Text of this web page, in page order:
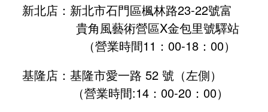
新北店：新北市石門區楓林路23-22號富
貴角風藝術營區X金包里號驛站
（營業時間11：00-18：00）
基隆店：基隆市愛一路 52 號（左側）
（營業時間:14：00-20：00）